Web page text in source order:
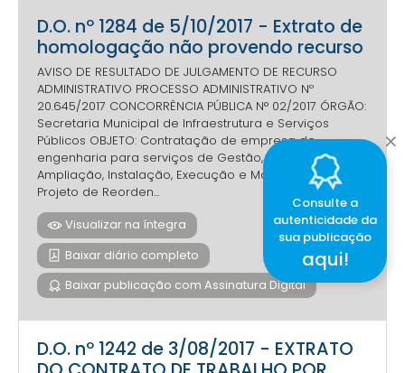
D.O. nº 1284 de 5/10/2017 - Extrato de
homologação não provendo recurso
AVISO DE RESULTADO DE JULGAMENTO DE RECURSO
ADMINISTRATIVO PROCESSO ADMINISTRATIVO Nº
20.645/2017 CONCORRÊNCIA PÚBLICA N° 02/2017 ÓRGÃO:
Secretaria Municipal de Infraestrutura e Serviços
Públicos OBJETO: Contratação de empresa de
engenharia para serviços de Gestão, Aquisição,
Ampliação, Instalação, Execução e Manutenção do
Projeto de Reorden...
Visualizar na íntegra
Baixar diário completo
Baixar publicação com Assinatura Digital
D.O. nº 1242 de 3/08/2017 - EXTRATO
Consulte a
autenticidade da
sua publicação
aqui!